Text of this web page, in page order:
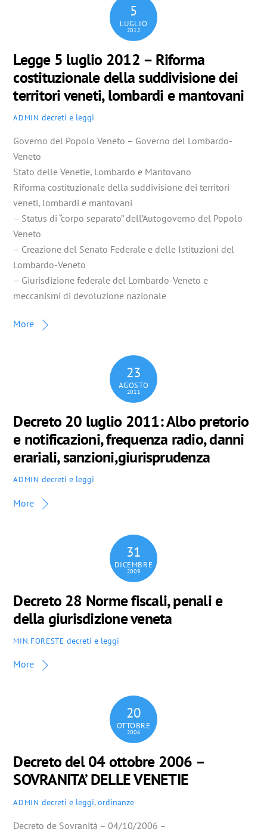
5
LUGLIO
2012
Legge 5 luglio 2012 – Riforma
costituzionale della suddivisione dei
territori veneti, lombardi e mantovani
ADMIN decreti e leggi
Governo del Popolo Veneto – Governo del Lombardo-
Veneto
Stato delle Venetie, Lombardo e Mantovano
Riforma costituzionale della suddivisione dei territori
veneti, lombardi e mantovani
– Status di “corpo separato” dell’Autogoverno del Popolo
Veneto
– Creazione del Senato Federale e delle Istituzioni del
Lombardo-Veneto
– Giurisdizione federale del Lombardo-Veneto e
meccanismi di devoluzione nazionale
More
23
AGOSTO
2011
Decreto 20 luglio 2011: Albo pretorio
e notificazioni, frequenza radio, danni
erariali, sanzioni,giurisprudenza
ADMIN decreti e leggi
More
31
DICEMBRE
2009
Decreto 28 Norme fiscali, penali e
della giurisdizione veneta
MIN.FORESTE decreti e leggi
More
20
OTTOBRE
2006
Decreto del 04 ottobre 2006 –
SOVRANITA’ DELLE VENETIE
ADMIN decreti e leggi,ordinanze
Decreto de Sovranità – 04/10/2006 –